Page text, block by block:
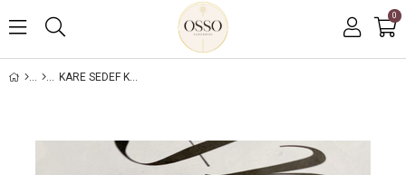
0
KARE SEDEF KÜPE